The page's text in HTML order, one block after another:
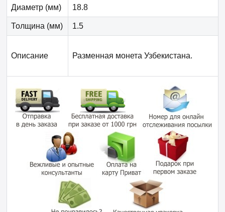
Диаметр (мм) 18.8
Толщина (мм) 1.5
Описание Разменная монета Узбекистана.